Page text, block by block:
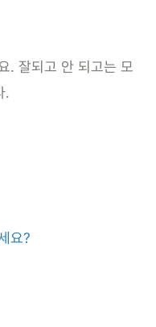
. 잘되고 안 되고는 모
.
요?